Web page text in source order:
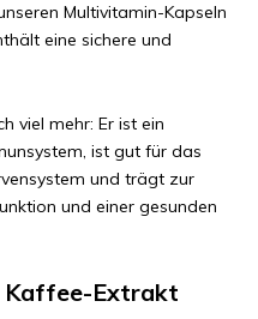
Multivitamin-Kapseln
eine sichere und
viel mehr: Er ist ein
ist gut für das
und trägt zur
und einer gesunden
Kaffee-Extrakt